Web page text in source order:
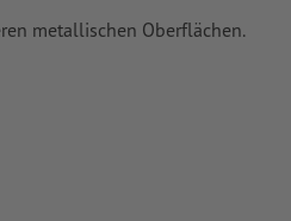
metallischen Oberflächen.